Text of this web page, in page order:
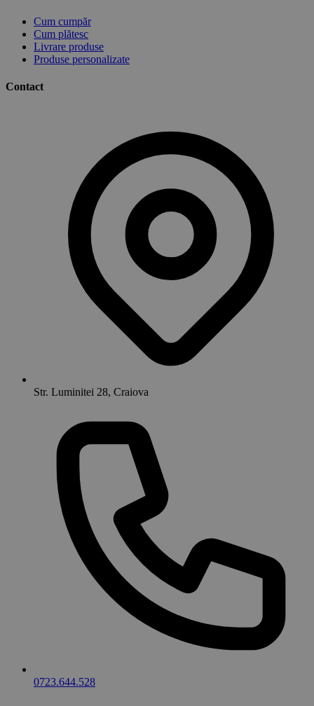
Cum cumpăr
Cum plătesc
Livrare produse
Produse personalizate
Contact
Str. Luminitei 28, Craiova
0723.644.528